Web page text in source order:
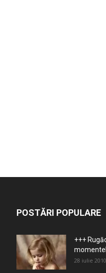
POSTĂRI POPULARE
+++
28 iulie 2010